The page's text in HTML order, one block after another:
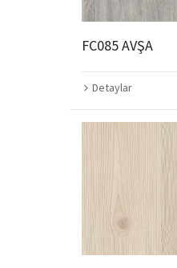
FC085 AVŞA
Detaylar